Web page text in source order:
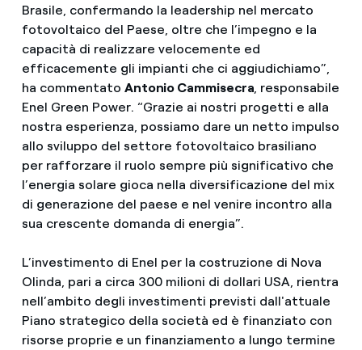
Brasile, confermando la leadership nel mercato
fotovoltaico del Paese, oltre che l’impegno e la
capacità di realizzare velocemente ed
efficacemente gli impianti che ci aggiudichiamo”,
ha commentato Antonio Cammisecra, responsabile
Enel Green Power. “Grazie ai nostri progetti e alla
nostra esperienza, possiamo dare un netto impulso
allo sviluppo del settore fotovoltaico brasiliano
per rafforzare il ruolo sempre più significativo che
l’energia solare gioca nella diversificazione del mix
di generazione del paese e nel venire incontro alla
sua crescente domanda di energia”.
L’investimento di Enel per la costruzione di Nova
Olinda, pari a circa 300 milioni di dollari USA, rientra
nell’ambito degli investimenti previsti dall'attuale
Piano strategico della società ed è finanziato con
risorse proprie e un finanziamento a lungo termine